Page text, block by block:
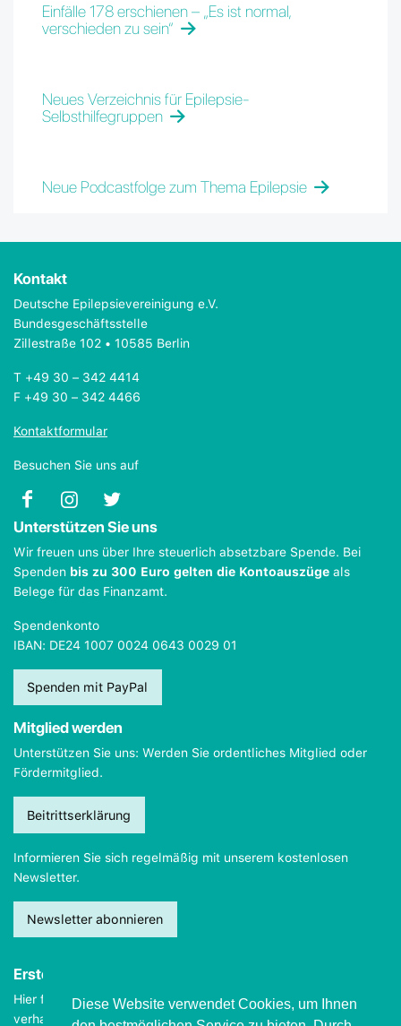
Einfälle 178 erschienen – „Es ist normal,
verschieden zu sein“
Neues Verzeichnis für Epilepsie-
Selbsthilfegruppen
Neue Podcastfolge zum Thema Epilepsie
Kontakt
Deutsche Epilepsievereinigung e.V.
Bundesgeschäftsstelle
Zillestraße 102 • 10585 Berlin
T +49 30 – 342 4414
F +49 30 – 342 4466
Kontaktformular
Besuchen Sie uns auf
Unterstützen Sie uns
Wir freuen uns über Ihre steuerlich absetzbare Spende. Bei
Spenden bis zu 300 Euro gelten die Kontoauszüge als
Belege für das Finanzamt.
Spendenkonto
IBAN: DE24 1007 0024 0643 0029 01
Spenden mit PayPal
Mitglied werden
Unterstützen Sie uns: Werden Sie ordentliches Mitglied oder
Fördermitglied.
Beitrittserklärung
Informieren Sie sich regelmäßig mit unserem kostenlosen
Newsletter.
Newsletter abonnieren
Erste Hilfe
Hier finden Sie wichtige Informationen, wie Sie sichim Notfall
verhalten sollten.
Diese Website verwendet Cookies, um Ihnen